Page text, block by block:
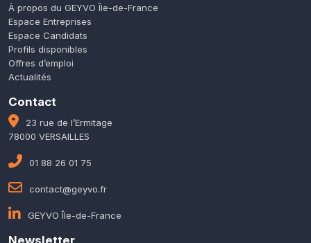
À propos du GEYVO Île-de-France
Espace Entreprises
Espace Candidats
Profils disponibles
Offres d’emploi
Actualités
Contact
23 rue de l’Ermitage
78000 VERSAILLES
01 88 26 01 75
contact@geyvo.fr
GEYVO Île-de-France